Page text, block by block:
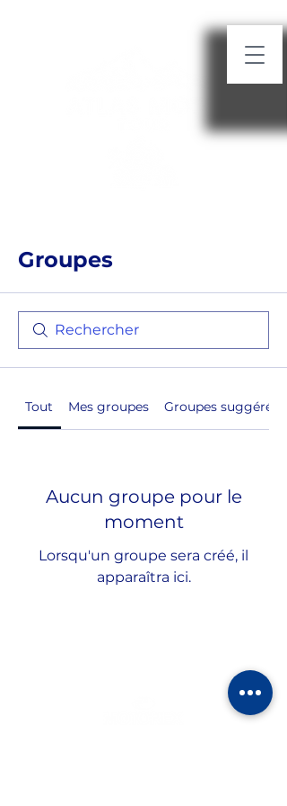
Groupes
Tout Mes groupes Groupes suggérés
Aucun groupe pour le
moment
Lorsqu'un groupe sera créé, il
apparaîtra ici.
P A R T E N A I R E S